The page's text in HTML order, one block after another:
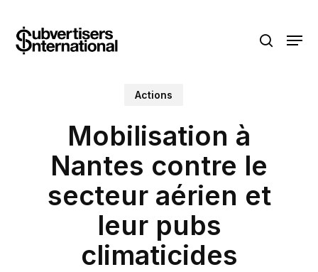
main
search
Menu
Actions
Mobilisation à
Nantes contre le
secteur aérien et
leur pubs
climaticides